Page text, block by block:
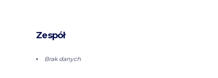
Zespół
Brak danych